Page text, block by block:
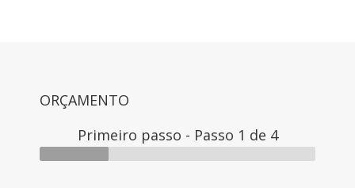
ORÇAMENTO
Primeiro passo - Passo 1 de 4